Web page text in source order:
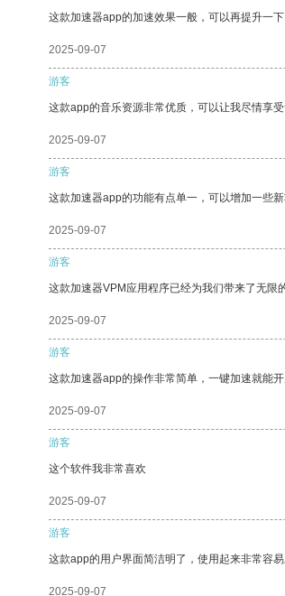
这款加速器app的加速效果一般，可以再提升一
2025-09-07
游客
这款app的音乐资源非常优质，可以让我尽情享受
2025-09-07
游客
这款加速器app的功能有点单一，可以增加一些
2025-09-07
游客
这款加速器VPM应用程序已经为我们带来了无限
2025-09-07
游客
这款加速器app的操作非常简单，一键加速就能开
2025-09-07
游客
这个软件我非常喜欢
2025-09-07
游客
这款app的用户界面简洁明了，使用起来非常容
2025-09-07